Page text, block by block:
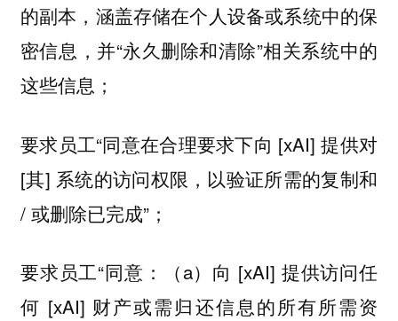
的副本，涵盖存储在个人设备或系统中的保
密信息，并“永久删除和清除”相关系统中的
这些信息；
要求员工“同意在合理要求下向 [xAI] 提供对
[其] 系统的访问权限，以验证所需的复制和
/ 或删除已完成”；
要求员工“同意：（a）向 [xAI] 提供访问任
何 [xAI] 财产或需归还信息的所有所需资